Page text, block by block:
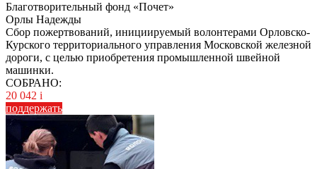
Благотворительный фонд «Почет»
Орлы Надежды
Сбор пожертвований, инициируемый волонтерами Орловско-
Курского территориального управления Московской железной
дороги, с целью приобретения промышленной швейной
машинки.
СОБРАНО:
20 042 i
поддержать